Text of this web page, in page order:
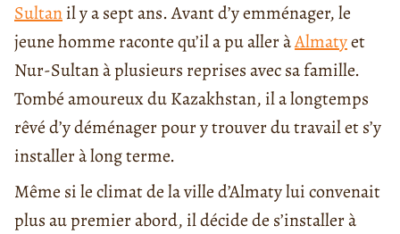
Sultanil y a sept ans. Avant d’y emménager, le
jeune homme raconte qu’il a pu aller àAlmatyet
Nur-Sultan à plusieurs reprises avec sa famille.
Tombé amoureux du Kazakhstan, il a longtemps
rêvé d’y déménager pour y trouver du travail et s’y
installer à long terme.
Même si le climat de la ville d’Almaty lui convenait
plus au premier abord, il décide de s’installer à